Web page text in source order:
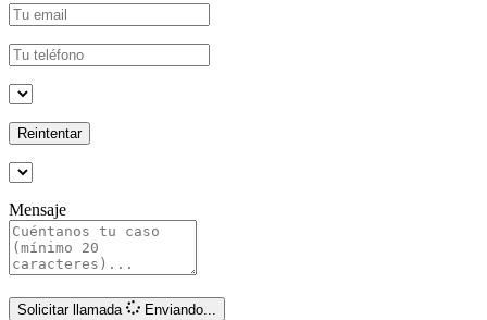
Reintentar
Mensaje
Solicitar llamada Enviando...